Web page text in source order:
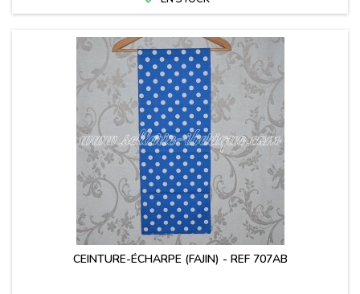
CEINTURE-ÉCHARPE (FAJIN) - REF 707AB